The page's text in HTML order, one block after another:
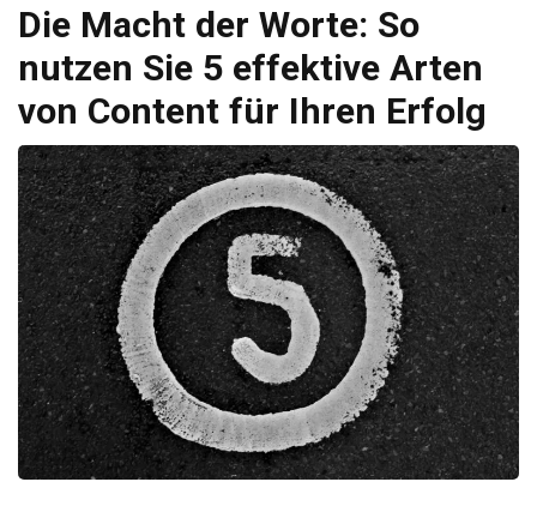
Die Macht der Worte: So
nutzen Sie 5 effektive Arten
von Content für Ihren Erfolg